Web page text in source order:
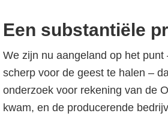
Een substantiële
We zijn nu aangeland op het punt
scherp voor de geest te halen –
onderzoek voor rekening van de
kwam, en de producerende